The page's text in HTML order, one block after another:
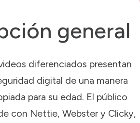
general
diferenciados presentan
digital de una manera
para su edad. El público
con Nettie, Webster y Clicky,